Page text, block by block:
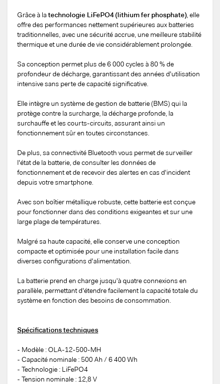
Grâce à latechnologie LiFePO4 (lithium fer phosphate), elle
offre des performances nettement supérieures aux batteries
traditionnelles, avec une sécurité accrue, une meilleure stabilité
thermique et une durée de vie considérablement prolongée.
Sa conception permet plus de 6 000 cycles à 80 % de
profondeur de décharge, garantissant des années d'utilisation
intensive sans perte de capacité significative.
Elle intègre un système de gestion de batterie (BMS) qui la
protège contre la surcharge, la décharge profonde, la
surchauffe et les courts-circuits, assurant ainsi un
fonctionnement sûr en toutes circonstances.
De plus, sa connectivité Bluetooth vous permet de surveiller
l'état de la batterie, de consulter les données de
fonctionnement et de recevoir des alertes en cas d'incident
depuis votre smartphone.
Avec son boîtier métallique robuste, cette batterie est conçue
pour fonctionner dans des conditions exigeantes et sur une
large plage de températures.
Malgré sa haute capacité, elle conserve une conception
compacte et optimisée pour une installation facile dans
diverses configurations d'alimentation.
La batterie prend en charge jusqu'à quatre connexions en
parallèle, permettant d'étendre facilement la capacité totale du
système en fonction des besoins de consommation.
Spécifications techniques
- Modèle : OLA-12-500-MH
- Capacité nominale : 500 Ah / 6 400 Wh
- Technologie : LiFePO4
- Tension nominale : 12,8 V